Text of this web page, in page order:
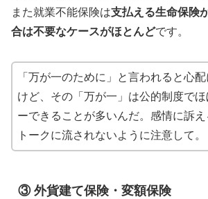
また就業不能保険は支払える生命保険
合は不要なケースがほとんどです。
「万が一のために」と言われると心
けど、その「万が一」は公的制度で
ーできることが多いんだ。感情に訴え
トークに流されないように注意して。
③ 外貨建て保険・変額保険